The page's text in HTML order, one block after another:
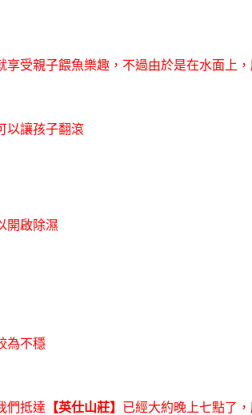
受親子餵魚樂趣，不過由於是在水面上
以讓孩子翻滾
開啟除濕
為不穩
們抵達 【英仕山莊】 已經大約晚上七點了